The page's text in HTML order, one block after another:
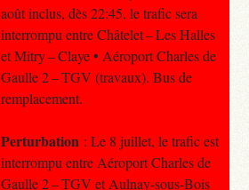
août inclus, dès 22:45, le trafic sera
interrompu entre Châtelet – Les Halles
et Mitry – Claye • Aéroport Charles de
Gaulle 2 – TGV (travaux). Bus de
remplacement.
Perturbation : Le 8 juillet, le trafic est
interrompu entre Aéroport Charles de
Gaulle 2 – TGV et Aulnay-sous-Bois